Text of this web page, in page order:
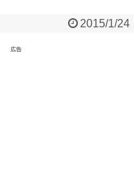
2015/1/24
広告